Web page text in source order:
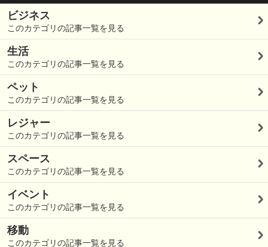
ビジネス
このカテゴリの記事一覧を見る
生活
このカテゴリの記事一覧を見る
ペット
このカテゴリの記事一覧を見る
レジャー
このカテゴリの記事一覧を見る
スペース
このカテゴリの記事一覧を見る
イベント
このカテゴリの記事一覧を見る
移動
このカテゴリの記事一覧を見る